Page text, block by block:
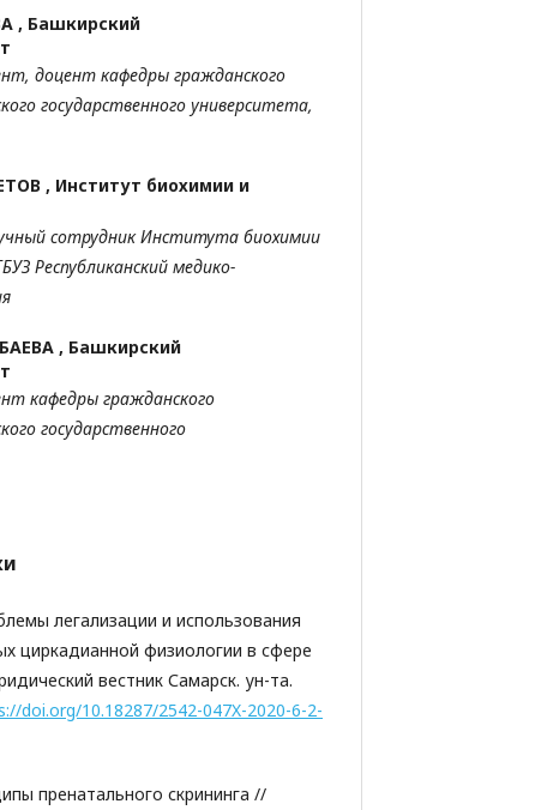
, Башкирский
доцент кафедры гражданского
государственного университета,
, Институт биохимии и
сотрудникИнститута биохимии
Реcпубликанский медико-
, Башкирский
кафедры гражданского
государственного
легализации и использования
циркадианной физиологии в сфере
вестник Самарск. ун-та.
doi.org/10.18287/2542-047X-2020-6-2-
пренатального скрининга //